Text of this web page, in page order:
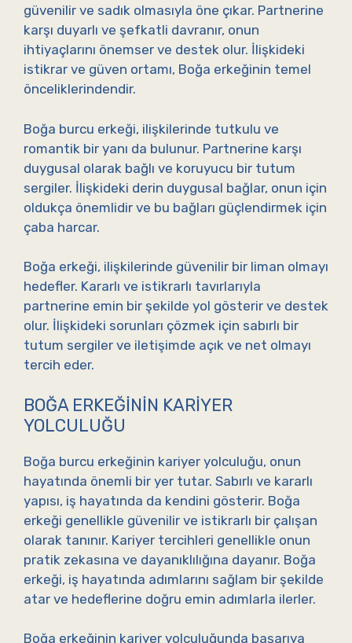
güvenilir ve sadık olmasıyla öne çıkar. Partnerine
karşı duyarlı ve şefkatli davranır, onun
ihtiyaçlarını önemser ve destek olur. İlişkideki
istikrar ve güven ortamı, Boğa erkeğinin temel
önceliklerindendir.
Boğa burcu erkeği, ilişkilerinde tutkulu ve
romantik bir yanı da bulunur. Partnerine karşı
duygusal olarak bağlı ve koruyucu bir tutum
sergiler. İlişkideki derin duygusal bağlar, onun için
oldukça önemlidir ve bu bağları güçlendirmek için
çaba harcar.
Boğa erkeği, ilişkilerinde güvenilir bir liman olmayı
hedefler. Kararlı ve istikrarlı tavırlarıyla
partnerine emin bir şekilde yol gösterir ve destek
olur. İlişkideki sorunları çözmek için sabırlı bir
tutum sergiler ve iletişimde açık ve net olmayı
tercih eder.
BOĞA ERKEĞININ KARIYER
YOLCULUĞU
Boğa burcu erkeğinin kariyer yolculuğu, onun
hayatında önemli bir yer tutar. Sabırlı ve kararlı
yapısı, iş hayatında da kendini gösterir. Boğa
erkeği genellikle güvenilir ve istikrarlı bir çalışan
olarak tanınır. Kariyer tercihleri genellikle onun
pratik zekasına ve dayanıklılığına dayanır. Boğa
erkeği, iş hayatında adımlarını sağlam bir şekilde
atar ve hedeflerine doğru emin adımlarla ilerler.
Boğa erkeğinin kariyer yolculuğunda başarıya